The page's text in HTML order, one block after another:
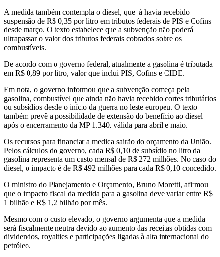
A medida também contempla o diesel, que já havia recebido
suspensão de R$ 0,35 por litro em tributos federais de PIS e Cofins
desde março. O texto estabelece que a subvenção não poderá
ultrapassar o valor dos tributos federais cobrados sobre os
combustíveis.
De acordo com o governo federal, atualmente a gasolina é tributada
em R$ 0,89 por litro, valor que inclui PIS, Cofins e CIDE.
Em nota, o governo informou que a subvenção começa pela
gasolina, combustível que ainda não havia recebido cortes tributários
ou subsídios desde o início da guerra no leste europeu. O texto
também prevê a possibilidade de extensão do benefício ao diesel
após o encerramento da MP 1.340, válida para abril e maio.
Os recursos para financiar a medida sairão do orçamento da União.
Pelos cálculos do governo, cada R$ 0,10 de subsídio no litro da
gasolina representa um custo mensal de R$ 272 milhões. No caso do
diesel, o impacto é de R$ 492 milhões para cada R$ 0,10 concedido.
O ministro do Planejamento e Orçamento, Bruno Moretti, afirmou
que o impacto fiscal da medida para a gasolina deve variar entre R$
1 bilhão e R$ 1,2 bilhão por mês.
Mesmo com o custo elevado, o governo argumenta que a medida
será fiscalmente neutra devido ao aumento das receitas obtidas com
dividendos, royalties e participações ligadas à alta internacional do
petróleo.